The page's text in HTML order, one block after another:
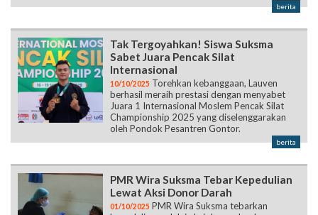
berita
Tak Tergoyahkan! Siswa Suksma
Sabet Juara Pencak Silat
Internasional
10/10/2025 Torehkan kebanggaan, Lauven
berhasil meraih prestasi dengan menyabet
Juara 1 Internasional Moslem Pencak Silat
Championship 2025 yang diselenggarakan
oleh Pondok Pesantren Gontor.
berita
PMR Wira Suksma Tebar Kepedulian
Lewat Aksi Donor Darah
01/10/2025 PMR Wira Suksma tebarkan